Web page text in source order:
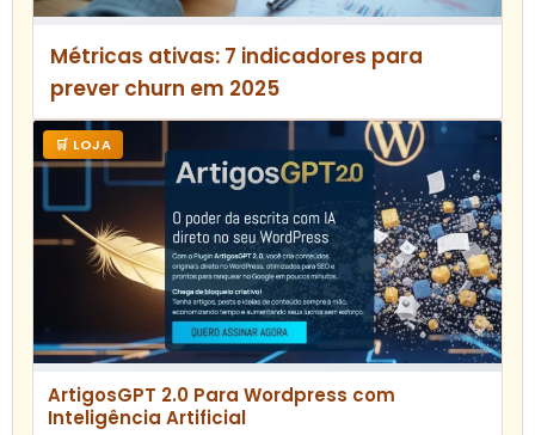
Métricas ativas: 7 indicadores para
prever churn em 2025
🛒 LOJA
ArtigosGPT 2.0 Para Wordpress com
Inteligência Artificial